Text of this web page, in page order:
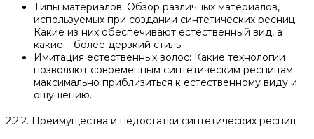
Типы материалов: Обзор различных материалов,
используемых при создании синтетических ресниц.
Какие из них обеспечивают естественный вид, а
какие – более дерзкий стиль.
Имитация естественных волос: Какие технологии
позволяют современным синтетическим ресницам
максимально приблизиться к естественному виду и
ощущению.
2.2.2. Преимущества и недостатки синтетических ресниц